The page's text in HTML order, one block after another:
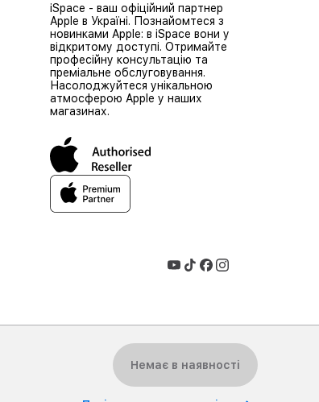
Немає в наявності
iSpace - ваш офіційний партнер
Apple в Україні. Познайомтеся з
новинками Apple: в iSpace вони у
відкритому доступі. Отримайте
професійну консультацію та
преміальне обслуговування.
Насолоджуйтеся унікальною
атмосферою Apple у наших
магазинах.
2026 iSpace Ukraine. Всі права захищені.